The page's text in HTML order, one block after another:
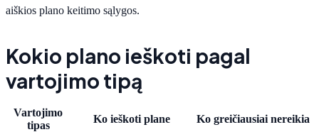
aiškios plano keitimo sąlygos.
Kokio plano ieškoti pagal
vartojimo tipą
Vartojimo
tipas
Ko ieškoti plane Ko greičiausiai nereikia